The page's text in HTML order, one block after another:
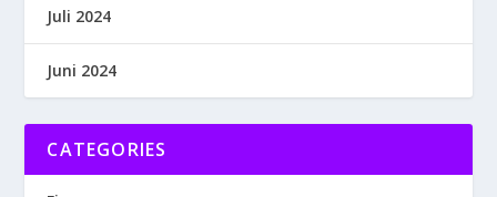
Juli 2024
Juni 2024
CATEGORIES